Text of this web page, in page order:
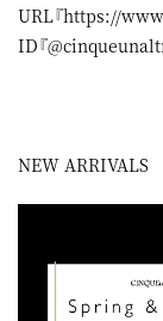
URL『https://
ID『
NEW ARRIVALS